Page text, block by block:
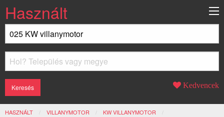
Használt
Kedvencek
HASZNÁLT VILLANYMOTOR
KW VILLANYMOTOR